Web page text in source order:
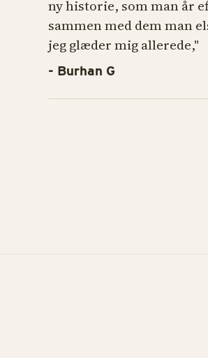
ny historie, som man år
sammen med dem man
jeg glæder mig allerede,"
- Burhan G